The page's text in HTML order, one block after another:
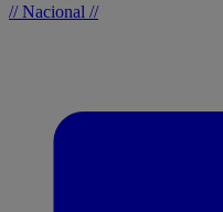
// Nacional //